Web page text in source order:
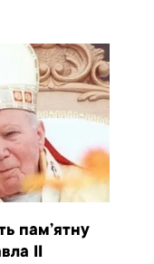
пам’ятну
II